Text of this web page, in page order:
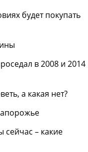
будет покупать
в 2008 и 2014
а какая нет?
сейчас – какие